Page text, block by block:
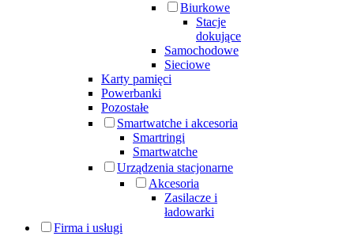
Biurkowe
Stacje
dokujące
Samochodowe
Sieciowe
Karty pamięci
Powerbanki
Pozostałe
Smartwatche i akcesoria
Smartringi
Smartwatche
Urządzenia stacjonarne
Akcesoria
Zasilacze i
ładowarki
Firma i usługi